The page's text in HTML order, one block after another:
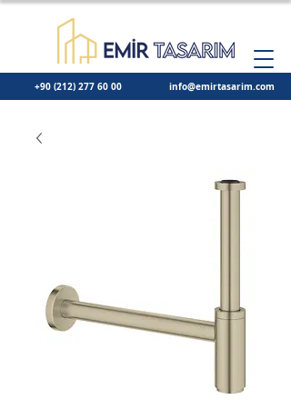
+90 (212) 277 60 00 info@emirtasarim.com